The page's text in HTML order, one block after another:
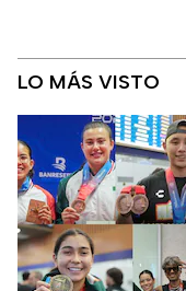
LO MÁS VISTO